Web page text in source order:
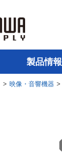
製品情報
> 映像・音響機器 >